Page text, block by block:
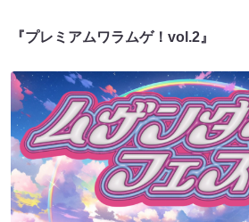
『プレミアムワラムゲ！vol.2』